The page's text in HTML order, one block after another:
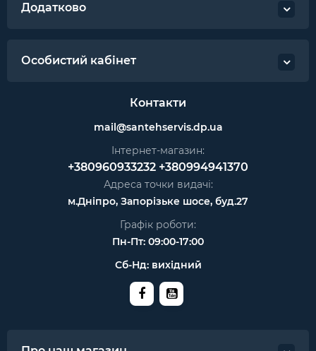
Додатково
Особистий кабінет
Контакти
mail@santehservis.dp.ua
Інтернет-магазин:
+380960933232 +380994941370
Адреса точки видачі:
м.Дніпро, Запорізьке шосе, буд.27
Графік роботи:
Пн-Пт: 09:00-17:00
Сб-Нд: вихідний